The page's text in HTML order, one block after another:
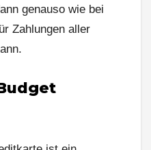
genauso wie bei
Zahlungen aller